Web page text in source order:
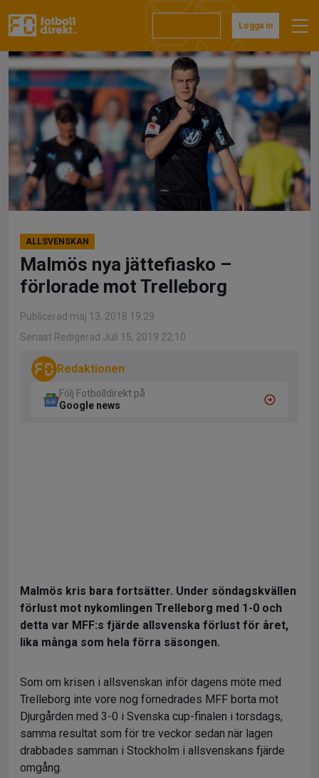
till
Logga in
ALLSVENSKAN
Malmös nya jättefiasko –
förlorade mot Trelleborg
Publicerad maj 13, 2018 19:29
Senast Redigerad Juli 15, 2019 22:10
Redaktionen
Följ Fotbolldirekt på
Google news
Malmös kris bara fortsätter. Under söndagskvällen
förlust mot nykomlingen Trelleborg med 1-0 och
detta var MFF:s fjärde allsvenska förlust för året,
lika många som hela förra säsongen.
Som om krisen i allsvenskan inför dagens möte med
Trelleborg inte vore nog förnedrades MFF borta mot
Djurgården med 3-0 i Svenska cup-finalen i torsdags,
samma resultat som för tre veckor sedan när lagen
drabbades samman i Stockholm i allsvenskans fjärde
omgång.